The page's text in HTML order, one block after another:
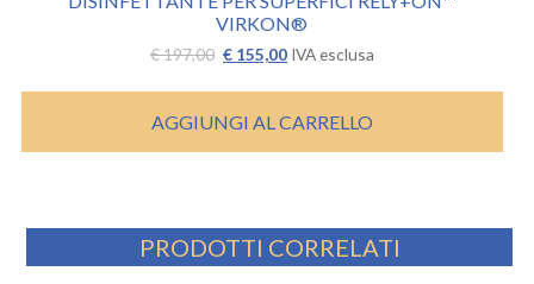
VIRKON®
€197,00 Il
originale
era:
€ 197,00.
€155,00Il
attuale
è:
€ 155,00.
IVA esclusa
AGGIUNGI AL CARRELLO
PRODOTTI CORRELATI